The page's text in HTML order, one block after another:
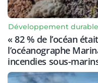
Développement durable
« 82 % de l’océan
l’océanographe
incendies sous-